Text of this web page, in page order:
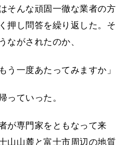
そんな頑固一徹な業者の方
押し問答を繰り返した。そ
ながされたのか、
う一度あたってみますか」
っていった。
が専門家をともなって来
山山麓と富士市周辺の地質